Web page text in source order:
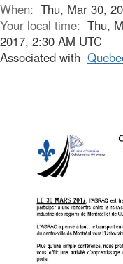
When: Thu, Mar 30,
Your local time: Thu,
2017, 2:30 AM UTC
Associated with